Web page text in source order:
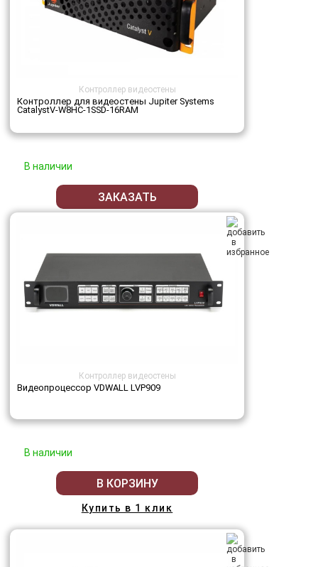
Контроллер видеостены
Контроллер для видеостены Jupiter Systems
CatalystV-W8HC-1SSD-16RAM
В наличии
ЗАКАЗАТЬ
Контроллер видеостены
Видеопроцессор VDWALL LVP909
В наличии
В КОРЗИНУ
Купить в 1 клик